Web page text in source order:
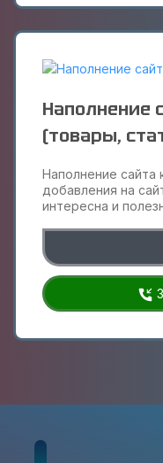
Наполнение
(товары,
Наполнение
добавления на
интересна и